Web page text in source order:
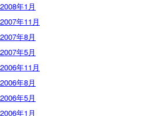
2008年1月
2007年11月
2007年8月
2007年5月
2006年11月
2006年8月
2006年5月
2006年1月